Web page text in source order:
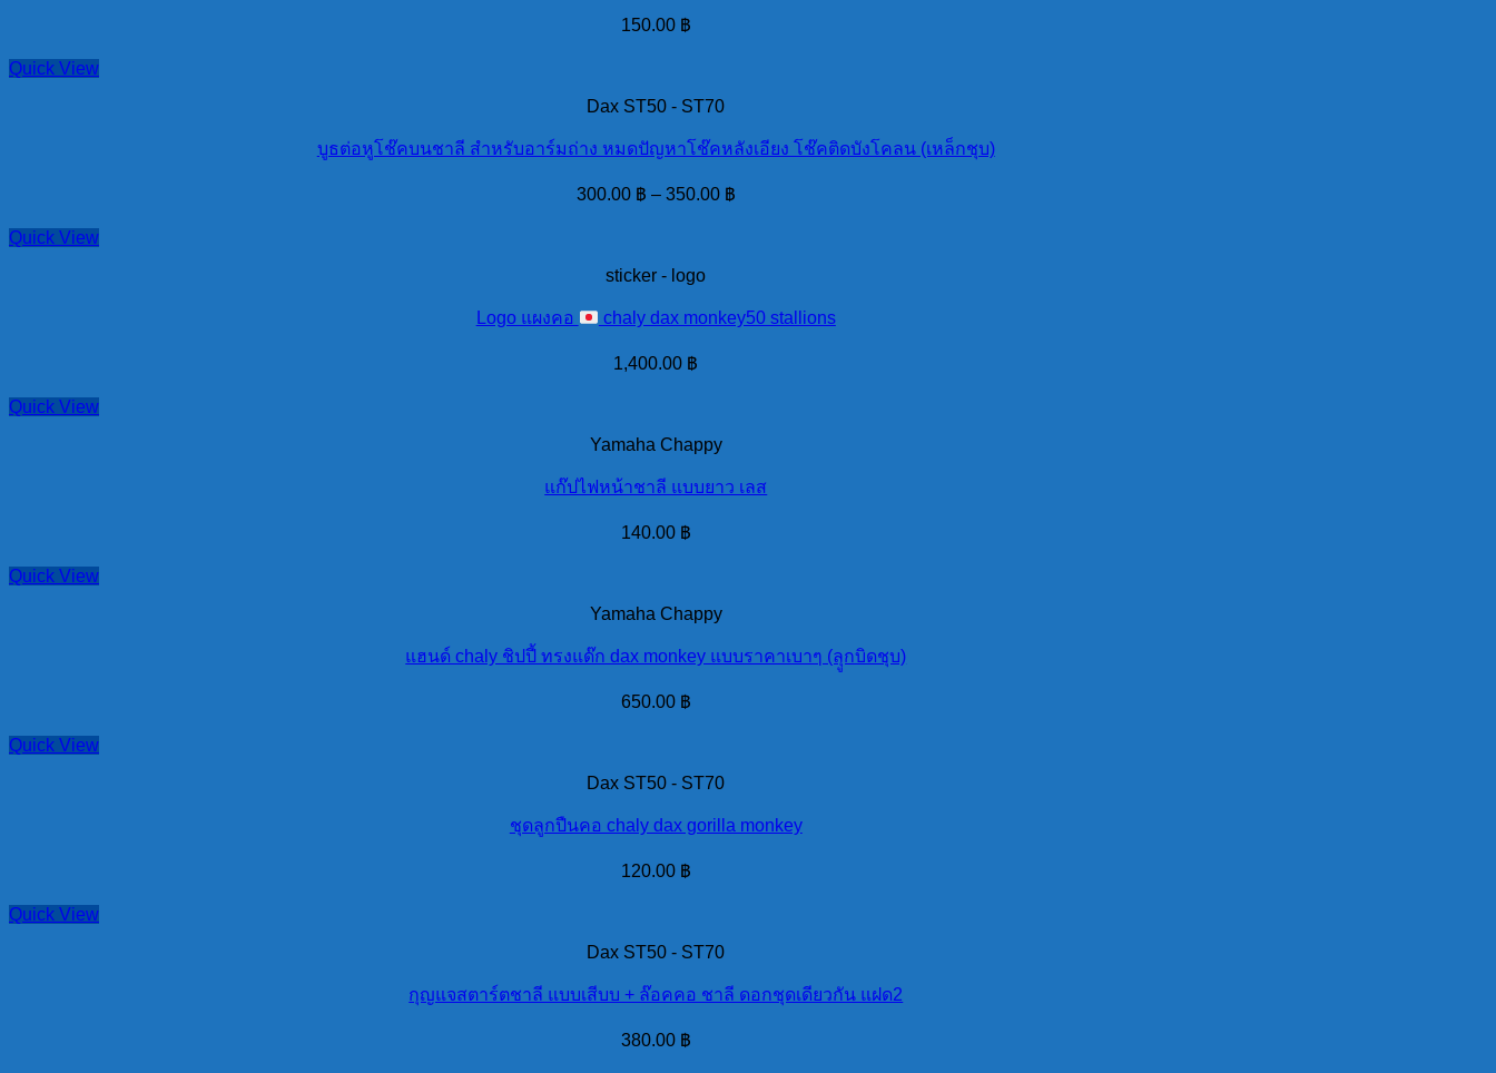
150.00 ฿
Quick View
Dax ST50 - ST70
บูธต่อหูโช๊คบนชาลี สำหรับอาร์มถ่าง หมดปัญหาโช๊คหลังเอียง โช๊คติดบังโคลน (เหล็กชุบ)
300.00 ฿ – 350.00 ฿
Quick View
sticker - logo
Logo แผงคอ chaly dax monkey50 stallions
1,400.00 ฿
Quick View
Yamaha Chappy
แก๊ปไฟหน้าชาลี แบบยาว เลส
140.00 ฿
Quick View
Yamaha Chappy
แฮนด์ chaly ชิปปี้ ทรงแด๊ก dax monkey แบบราคาเบาๆ (ลุูกบิดชุบ)
650.00 ฿
Quick View
Dax ST50 - ST70
ชุดลูกปืนคอ chaly dax gorilla monkey
120.00 ฿
Quick View
Dax ST50 - ST70
กุญแจสตาร์ตชาลี แบบเสีบบ + ล๊อคคอ ชาลี ดอกชุดเดียวกัน แฝด2
380.00 ฿